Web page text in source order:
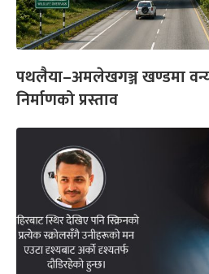
पथलैया–अमलेखगञ्ज खण्डमा
निर्माणको प्रस्ताव